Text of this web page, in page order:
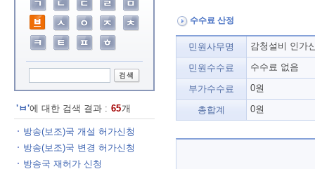
'ㅂ'에 대한 검색 결과 : 65개
방송(보조)국 개설 허가신청
방송(보조)국 변경 허가신청
방송국 재허가 신청
수수료 산정
민원사무명 감청설비 인가
민원수수료 수수료 없음
부가수수료 0원
총합계 0원